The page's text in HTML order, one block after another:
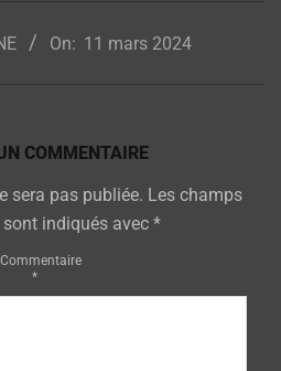
On: 11 mars 2024
COMMENTAIRE
sera pas publiée. Les champs
indiqués avec *
Commentaire
*